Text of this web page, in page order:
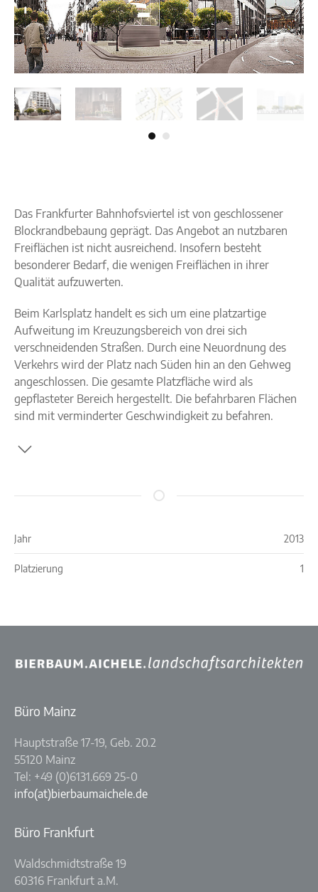
Das Frankfurter Bahnhofsviertel ist von geschlossener
Blockrandbebaung geprägt. Das Angebot an nutzbaren
Freiflächen ist nicht ausreichend. Insofern besteht
besonderer Bedarf, die wenigen Freiflächen in ihrer
Qualität aufzuwerten.
Beim Karlsplatz handelt es sich um eine platzartige
Aufweitung im Kreuzungsbereich von drei sich
verschneidenden Straßen. Durch eine Neuordnung des
Verkehrs wird der Platz nach Süden hin an den Gehweg
angeschlossen. Die gesamte Platzfläche wird als
gepflasteter Bereich hergestellt. Die befahrbaren Flächen
sind mit verminderter Geschwindigkeit zu befahren.
Jahr 2013
Platzierung 1
Büro Mainz
Hauptstraße 17-19, Geb. 20.2
55120 Mainz
Tel: +49 (0)6131.669 25-0
info(at)bierbaumaichele.de
Büro Frankfurt
Waldschmidtstraße 19
60316 Frankfurt a.M.